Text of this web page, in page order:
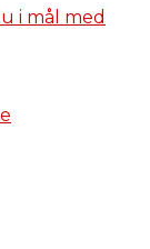
i mål med